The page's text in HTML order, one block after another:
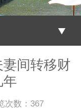
间转移财
年
次数：367